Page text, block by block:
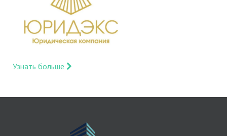
Узнать больше